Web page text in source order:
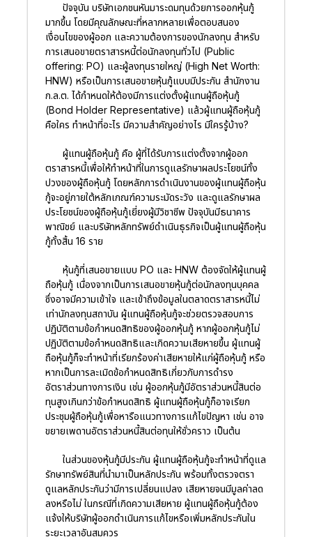
ปัจจุบัน บริษัทเอกชนหันมาระดมทุนด้วยการออกหุ้นกู้
มากขึ้น โดยมีคุณลักษณะที่หลากหลายเพื่อตอบสนอง
เงื่อนไขของผู้ออก และความต้องการของนักลงทุน สำหรับ
การเสนอขายตราสารหนี้ต่อนักลงทุนทั่วไป (Public
offering: PO) และผู้ลงทุนรายใหญ่ (High Net Worth:
HNW) หรือเป็นการเสนอขายหุ้นกู้แบบมีประกัน สำนักงาน
ก.ล.ต. ได้กำหนดให้ต้องมีการแต่งตั้งผู้แทนผู้ถือหุ้นกู้
(Bond Holder Representative) แล้วผู้แทนผู้ถือหุ้นกู้
คือใคร ทำหน้าที่อะไร มีความสำคัญอย่างไร มีใครรู้บ้าง?
ผู้แทนผู้ถือหุ้นกู้ คือ ผู้ที่ได้รับการแต่งตั้งจากผู้ออก
ตราสารหนี้เพื่อให้ทำหน้าที่ในการดูแลรักษาผลประโยชน์ทั้ง
ปวงของผู้ถือหุ้นกู้ โดยหลักการดำเนินงานของผู้แทนผู้ถือหุ้น
กู้จะอยู่ภายใต้หลักเกณฑ์ความระมัดระวัง และดูแลรักษาผล
ประโยชน์ของผู้ถือหุ้นกู้เยี่ยงผู้มีวิชาชีพ ปัจจุบันมีธนาคาร
พาณิชย์ และบริษัทหลักทรัพย์ดำเนินธุรกิจเป็นผู้แทนผู้ถือหุ้น
กู้ทั้งสิ้น 16 ราย
หุ้นกู้ที่เสนอขายแบบ PO และ HNW ต้องจัดให้ผู้แทนผู้
ถือหุ้นกู้ เนื่องจากเป็นการเสนอขายหุ้นกู้ต่อนักลงทุนบุคคล
ซึ่งอาจมีความเข้าใจ และเข้าถึงข้อมูลในตลาดตราสารหนี้ไม่
เท่านักลงทุนสถาบัน ผู้แทนผู้ถือหุ้นกู้จะช่วยตรวจสอบการ
ปฏิบัติตามข้อกำหนดสิทธิของผู้ออกหุ้นกู้ หากผู้ออกหุ้นกู้ไม่
ปฏิบัติตามข้อกำหนดสิทธิและเกิดความเสียหายขึ้น ผู้แทนผู้
ถือหุ้นกู้ก็จะทำหน้าที่เรียกร้องค่าเสียหายให้แก่ผู้ถือหุ้นกู้ หรือ
หากเป็นการละเมิดข้อกำหนดสิทธิเกี่ยวกับการดำรง
อัตราส่วนทางการเงิน เช่น ผู้ออกหุ้นกู้มีอัตราส่วนหนี้สินต่อ
ทุนสูงเกินกว่าข้อกำหนดสิทธิ ผู้แทนผู้ถือหุ้นกู้ก็อาจเรียก
ประชุมผู้ถือหุ้นกู้เพื่อหารือแนวทางการแก้ไขปัญหา เช่น อาจ
ขยายเพดานอัตราส่วนหนี้สินต่อทุนให้ชั่วคราว เป็นต้น
ในส่วนของหุ้นกู้มีประกัน ผู้แทนผู้ถือหุ้นกู้จะทำหน้าที่ดูแล
รักษาทรัพย์สินที่นำมาเป็นหลักประกัน พร้อมทั้งตรวจตรา
ดูแลหลักประกันว่ามีการเปลี่ยนแปลง เสียหายจนมีมูลค่าลด
ลงหรือไม่ ในกรณีที่เกิดความเสียหาย ผู้แทนผู้ถือหุ้นกู้ต้อง
แจ้งให้บริษัทผู้ออกดำเนินการแก้ไขหรือเพิ่มหลักประกันใน
ระยะเวลาอันสมควร